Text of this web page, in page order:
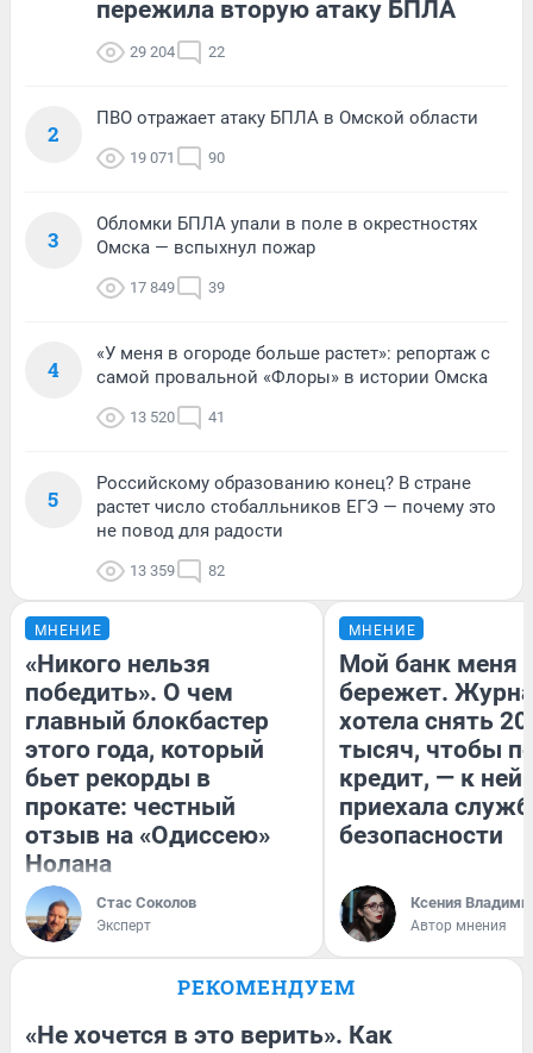
пережила вторую атаку БПЛА
29 204 22
2
ПВО отражает атаку БПЛА в Омской области
19 071 90
3
Обломки БПЛА упали в поле в окрестностях
Омска — вспыхнул пожар
17 849 39
4
«У меня в огороде больше растет»: репортаж с
самой провальной «Флоры» в истории Омска
13 520 41
5
Российскому образованию конец? В стране
растет число стобалльников ЕГЭ — почему это
не повод для радости
13 359 82
МНЕНИЕ
«Никого нельзя
победить». О чем
главный блокбастер
этого года, который
бьет рекорды в
прокате: честный
отзыв на «Одиссею»
Нолана
Стас Соколов
Эксперт
МНЕНИЕ
Мой банк меня
бережет.
хотела снять
тысяч, чтобы
кредит, — к
приехала
безопасности
Ксения
Автор мнения
РЕКОМЕНДУЕМ
«Не хочется в это верить». Как